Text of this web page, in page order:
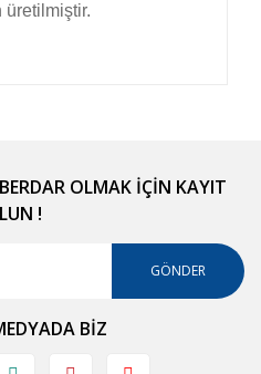
üretilmiştir.
Yaz
teşekkür ederiz.
veya görüntülenemiyor.
bilgiler bulunuyor.
daha pahalı.
alternatifler olmalı.
OLMAK İÇİN KAYIT
!
GÖNDER
BİZ